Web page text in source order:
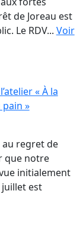
de Joreau est
Le RDV... Voir
« À la
»
au regret de
que notre
initialement
est